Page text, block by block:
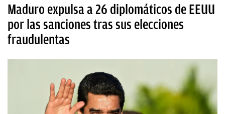
Maduro expulsa a 26 diplomáticos de EEUU
por las sanciones tras sus elecciones
fraudulentas